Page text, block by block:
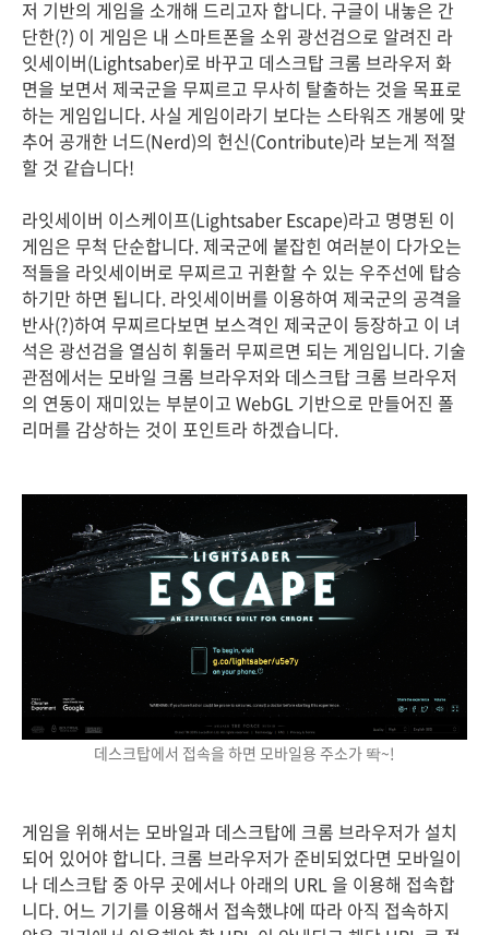
저 기반의 게임을 소개해 드리고자 합니다. 구글이 내놓은 간
단한(?) 이 게임은 내 스마트폰을 소위 광선검으로 알려진 라
잇세이버(Lightsaber)로 바꾸고 데스크탑 크롬 브라우저 화
면을 보면서 제국군을 무찌르고 무사히 탈출하는 것을 목표로
하는 게임입니다. 사실 게임이라기 보다는 스타워즈 개봉에 맞
추어 공개한 너드(Nerd)의 헌신(Contribute)라 보는게 적절
할 것 같습니다!
라잇세이버 이스케이프(Lightsaber Escape)라고 명명된 이
게임은 무척 단순합니다. 제국군에 붙잡힌 여러분이 다가오는
적들을 라잇세이버로 무찌르고 귀환할 수 있는 우주선에 탑승
하기만 하면 됩니다. 라잇세이버를 이용하여 제국군의 공격을
반사(?)하여 무찌르다보면 보스격인 제국군이 등장하고 이 녀
석은 광선검을 열심히 휘둘러 무찌르면 되는 게임입니다. 기술
관점에서는 모바일 크롬 브라우저와 데스크탑 크롬 브라우저
의 연동이 재미있는 부분이고 WebGL 기반으로 만들어진 폴
리머를 감상하는 것이 포인트라 하겠습니다.
데스크탑에서 접속을 하면 모바일용 주소가 똭~!
게임을 위해서는 모바일과 데스크탑에 크롬 브라우저가 설치
되어 있어야 합니다. 크롬 브라우저가 준비되었다면 모바일이
나 데스크탑 중 아무 곳에서나 아래의 URL 을 이용해 접속합
니다. 어느 기기를 이용해서 접속했냐에 따라 아직 접속하지